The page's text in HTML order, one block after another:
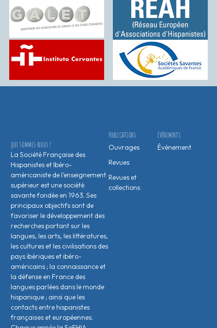
ÉVÉNEMENTS
Évènement
PUBLICATIONS
Ouvrages
Revues
Revues et
collections
QUI SOMMES-NOUS ?
La Société Française des
Hispanistes et Ibéro-
américaniste de l’enseignement
supérieur est une société
savante fondée en 1963. Ses
principaux objectifs sont de
favoriser le développement des
recherches portant sur les
langues, les arts, les littératures,
les cultures et les civilisations des
pays ibériques et ibéro-
américains ; la connaissance et
la défense en France des
langues parlées dans le monde
hispanique ; ainsi que les
contacts entre hispanistes
français·es et européen·nes.